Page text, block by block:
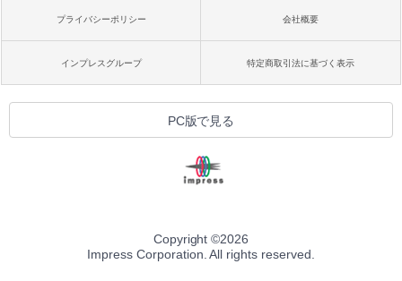
プライバシーポリシー 会社概要
インプレスグループ 特定商取引法に基づく表示
PC版で見る
Copyright ©2026
Impress Corporation. All rights reserved.